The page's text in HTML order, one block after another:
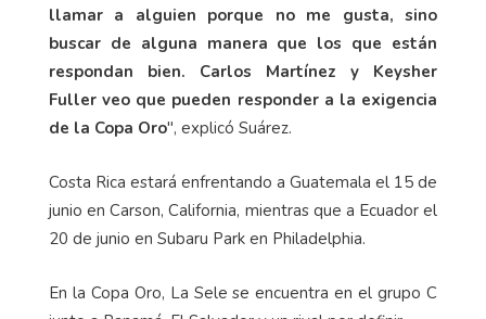
llamar a alguien porque no me gusta, sino
buscar de alguna manera que los que están
respondan bien. Carlos Martínez y Keysher
Fuller veo que pueden responder a la exigencia
de la Copa Oro", explicó Suárez.
Costa Rica estará enfrentando a Guatemala el 15 de
junio en Carson, California, mientras que a Ecuador el
20 de junio en Subaru Park en Philadelphia.
En la Copa Oro, La Sele se encuentra en el grupo C